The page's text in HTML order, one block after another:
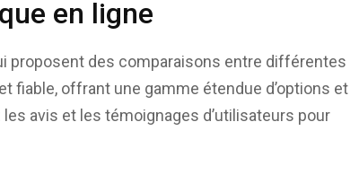
en ligne
proposent des comparaisons entre différentes
fiable, offrant une gamme étendue d’options et
avis et les témoignages d’utilisateurs pour